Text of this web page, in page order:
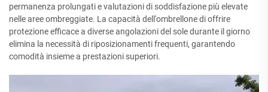
permanenza prolungati e valutazioni di soddisfazione più elevate
nelle aree ombreggiate. La capacità dell'ombrellone di offrire
protezione efficace a diverse angolazioni del sole durante il giorno
elimina la necessità di riposizionamenti frequenti, garantendo
comodità insieme a prestazioni superiori.